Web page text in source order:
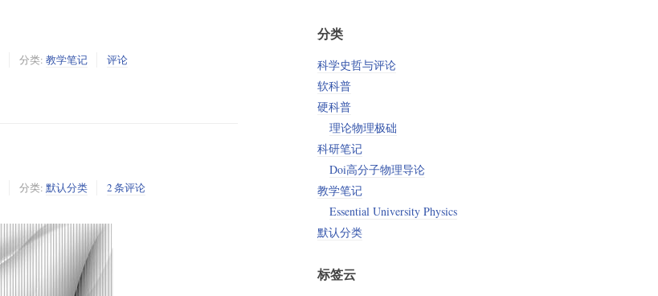
分类: 教学笔记 评论
分类: 默认分类 2 条评论
分类
科学史哲与评论
软科普
硬科普
理论物理极础
科研笔记
Doi高分子物理导论
教学笔记
Essential University Physics
默认分类
标签云